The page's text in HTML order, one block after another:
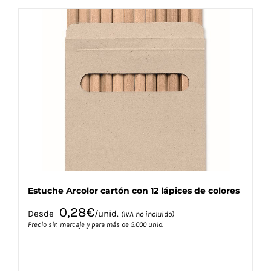
múltiples
variantes.
Las
opciones
pueden
elegir
en
la
página
de
producto
Estuche Arcolor cartón con 12 lápices de colores
Desde 0,28€/unid. (IVA no incluido)
Precio sin marcaje y para más de 5.000 unid.